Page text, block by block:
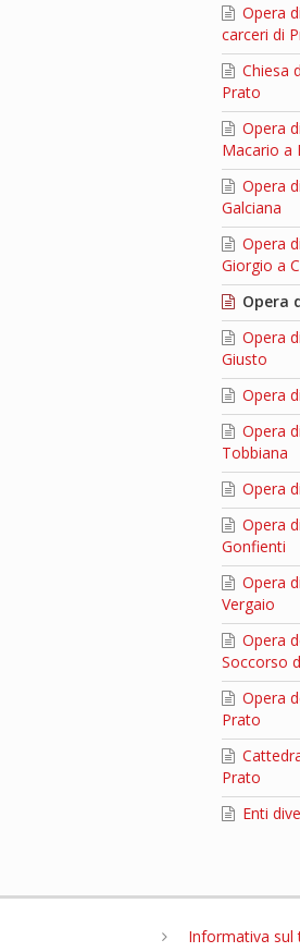
Opera
carceri di
Chiesa
Prato
Opera
Macario a
Opera
Galciana
Opera
Giorgio a
Opera
Opera
Giusto
Opera
Opera
Tobbiana
Opera
Opera
Gonfienti
Opera
Vergaio
Opera
Soccorso
Opera
Prato
Prato
Enti
Informativa